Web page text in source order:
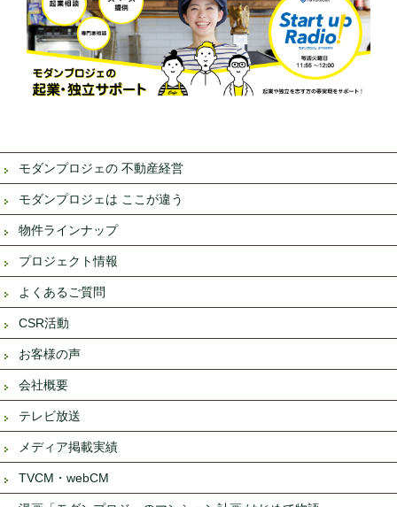
モダンプロジェの 不動産経営
モダンプロジェは ここが違う
物件ラインナップ
プロジェクト情報
よくあるご質問
CSR活動
お客様の声
会社概要
テレビ放送
メディア掲載実績
TVCM・webCM